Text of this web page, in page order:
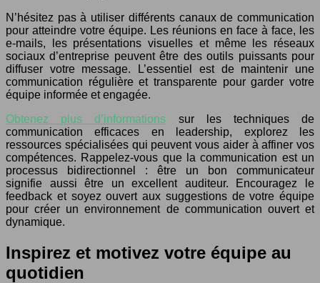
N’hésitez pas à utiliser différents canaux de communication
pour atteindre votre équipe. Les réunions en face à face, les
e-mails, les présentations visuelles et même les réseaux
sociaux d’entreprise peuvent être des outils puissants pour
diffuser votre message. L’essentiel est de maintenir une
communication régulière et transparente pour garder votre
équipe informée et engagée.
Obtenez plus d’informations sur les techniques de
communication efficaces en leadership, explorez les
ressources spécialisées qui peuvent vous aider à affiner vos
compétences. Rappelez-vous que la communication est un
processus bidirectionnel : être un bon communicateur
signifie aussi être un excellent auditeur. Encouragez le
feedback et soyez ouvert aux suggestions de votre équipe
pour créer un environnement de communication ouvert et
dynamique.
Inspirez et motivez votre équipe au
quotidien